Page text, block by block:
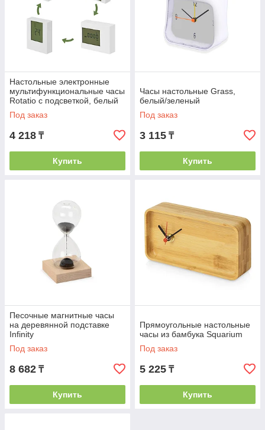
Настольные электронные
мультифункциональные часы
Rotatio с подсветкой, белый
Под заказ
4 218 ₸
Купить
Часы настольные Grass,
белый/зеленый
Под заказ
3 115 ₸
Купить
Песочные магнитные часы
на деревянной подставке
Infinity
Под заказ
8 682 ₸
Купить
Прямоугольные настольные
часы из бамбука Squarium
Под заказ
5 225 ₸
Купить